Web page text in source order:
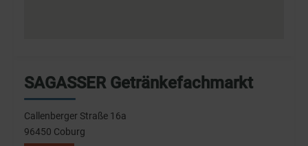
SAGASSER Getränkefachmarkt
Callenberger Straße 16a
96450 Coburg